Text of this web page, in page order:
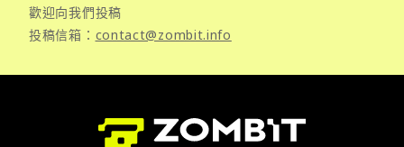
歡迎向我們投稿
投稿信箱： contact@zombit.info